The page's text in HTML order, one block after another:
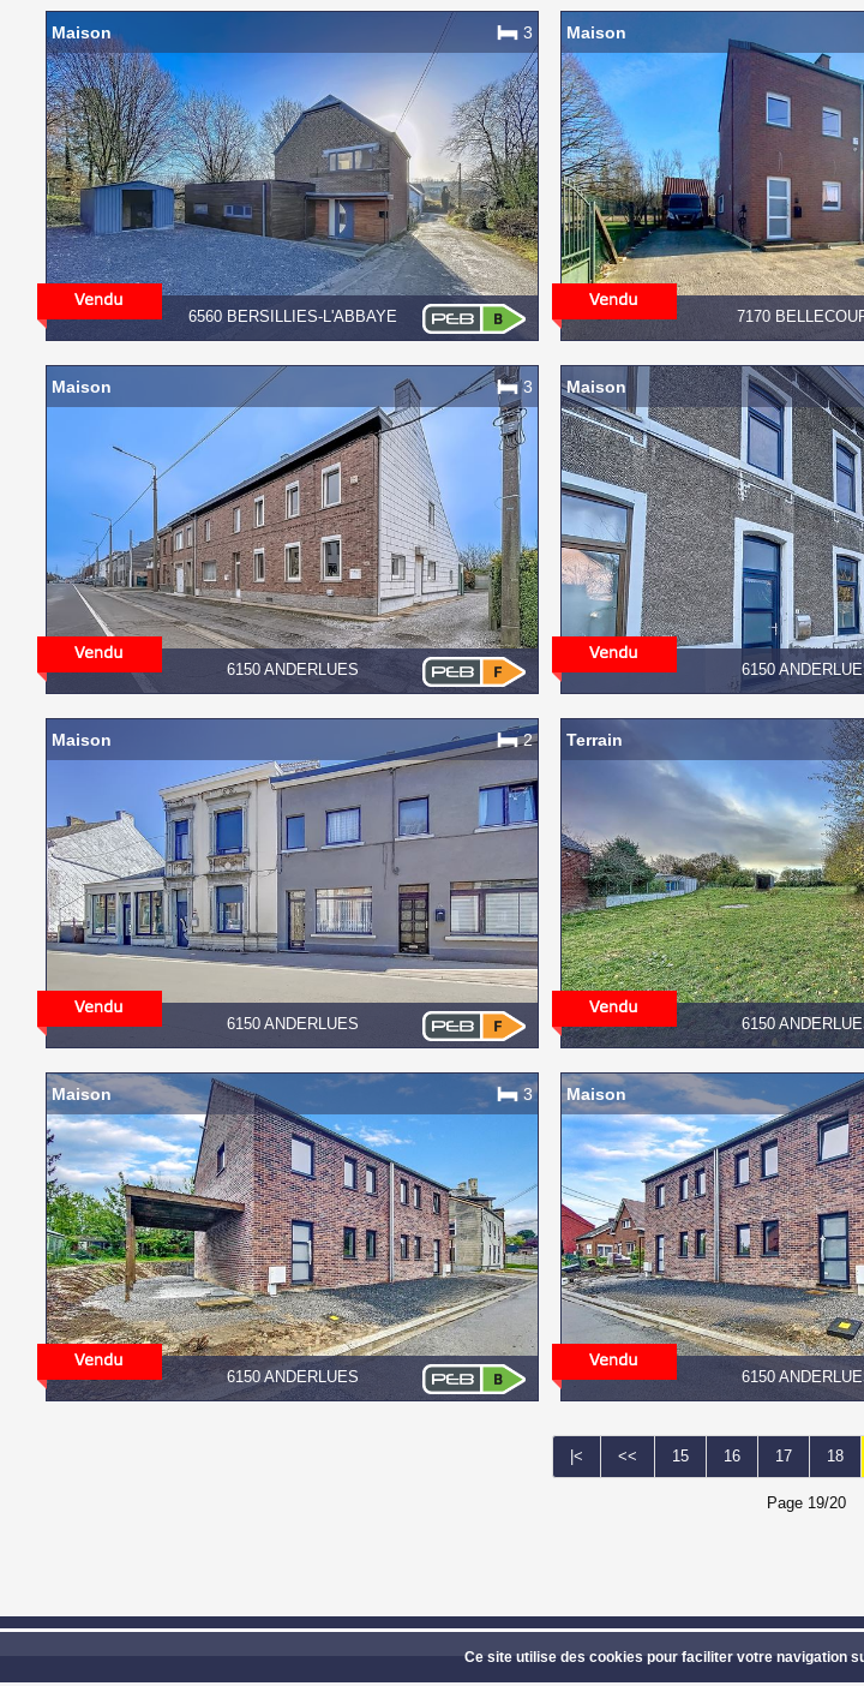
Ce site utilise des cookies pour faciliter votre navigation
6560 BERSILLIES-L'ABBAYE
Maison 3
7170
Maison
6150 ANDERLUES
Maison 3
6150
Maison
6150 ANDERLUES
Maison 2
6150
Terrain
6150 ANDERLUES
Maison 3
6150
Maison
|< << 15 16 17 18
Page 19/20
Photos et textes copyright © Groupe Confort Invest -